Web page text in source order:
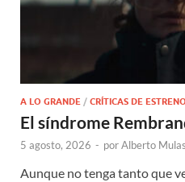
A LO GRANDE / CRÍTICAS DE
El síndrome
5 agosto, 2026 - porAlberto Mulas
Aunque no tenga tanto que